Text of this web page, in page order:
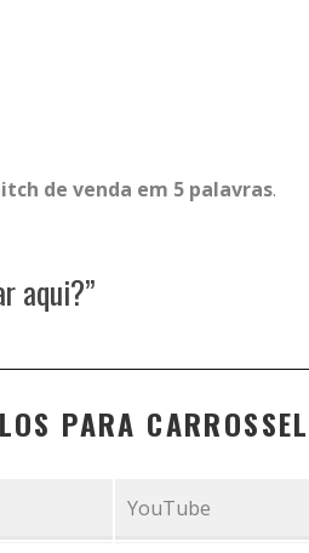
de venda em 5 palavras.
aqui?”
PARA
YouTube